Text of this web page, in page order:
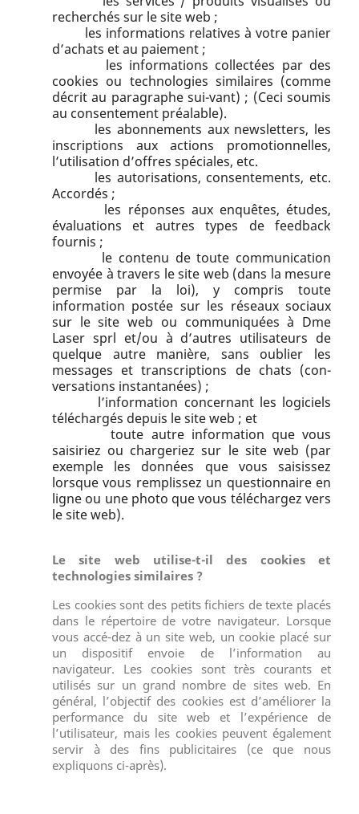
recherchés sur le site web ;
les informations relatives à votre panier
d’achats et au paiement ;
les informations collectées par des
cookies ou technologies similaires (comme
décrit au paragraphe sui-vant) ; (Ceci soumis
au consentement préalable).
les abonnements aux newsletters, les
inscriptions aux actions promotionnelles,
l’utilisation d’offres spéciales, etc.
les autorisations, consentements, etc.
Accordés ;
les réponses aux enquêtes, études,
évaluations et autres types de feedback
fournis ;
le contenu de toute communication
envoyée à travers le site web (dans la mesure
permise par la loi), y compris toute
information postée sur les réseaux sociaux
sur le site web ou communiquées à Dme
Laser sprl et/ou à d’autres utilisateurs de
quelque autre manière, sans oublier les
messages et transcriptions de chats (con-
versations instantanées) ;
l’information concernant les logiciels
téléchargés depuis le site web ; et
toute autre information que vous
saisiriez ou chargeriez sur le site web (par
exemple les données que vous saisissez
lorsque vous remplissez un questionnaire en
ligne ou une photo que vous téléchargez vers
le site web).
Le site web utilise-t-il des cookies et
technologies similaires ?
Les cookies sont des petits fichiers de texte placés
dans le répertoire de votre navigateur. Lorsque
vous accé-dez à un site web, un cookie placé sur
un dispositif envoie de l’information au
navigateur. Les cookies sont très courants et
utilisés sur un grand nombre de sites web. En
général, l’objectif des cookies est d’améliorer la
performance du site web et l’expérience de
l’utilisateur, mais les cookies peuvent également
servir à des fins publicitaires (ce que nous
expliquons ci-après).